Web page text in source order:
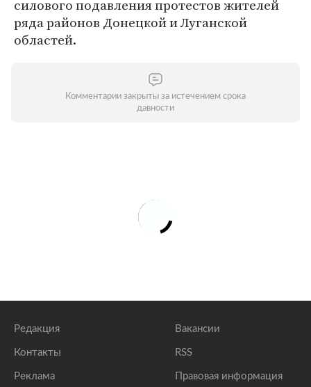
силового подавления протестов жителей
ряда районов Донецкой и Луганской
областей.
Комментарии закрыты за истечением срока
давности
Редакция
Контакты
Реклама
Вакансии
RSS
Правовая информация